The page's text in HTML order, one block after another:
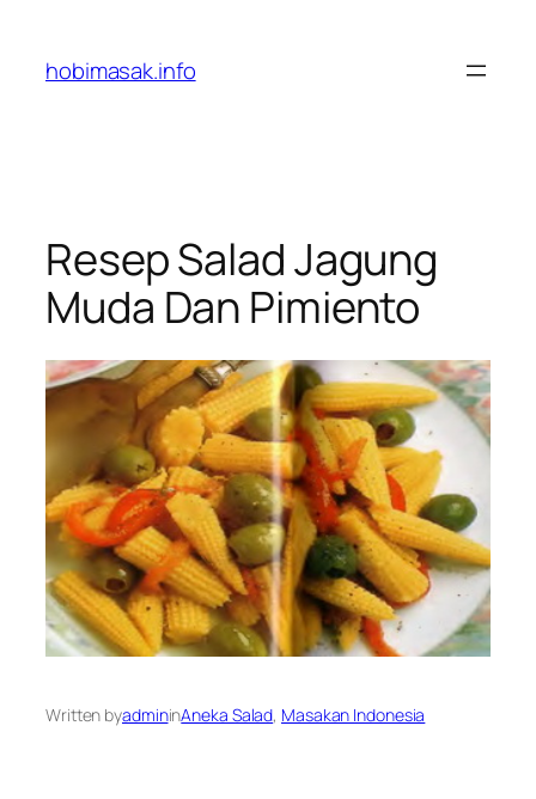
content
hobimasak.info
Resep Salad Jagung
Muda Dan Pimiento
Written byadmininAneka Salad, Masakan Indonesia